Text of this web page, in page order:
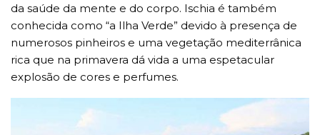
da saúde da mente e do corpo. Ischia é também
conhecida como “a Ilha Verde” devido à presença de
numerosos pinheiros e uma vegetação mediterrânica
rica que na primavera dá vida a uma espetacular
explosão de cores e perfumes.